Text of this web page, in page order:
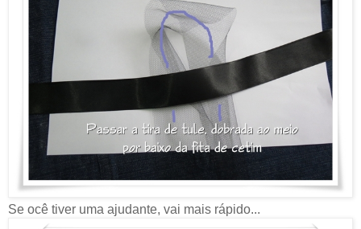
Se ocê tiver uma ajudante, vai mais rápido...